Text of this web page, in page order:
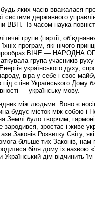
яких часів вважалася
системи державного
ВВП. Із часом наука
групи (партії,
програм, які нічого
ВІЧЕ — НАРОДНА
група учасників
українського духу,
віра у себе і своє
стіни Українського Дому
— українську мову.
між людьми. Воно є
будує місток між собою і
Землі було творчим,
зародився, зростає і живе
Законів Розвитку Світу,
більше тих Законів, нам
біля дому із назвою
Український дім відчинить